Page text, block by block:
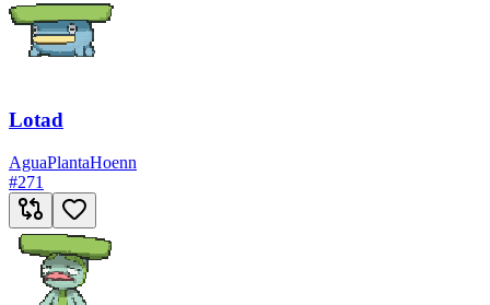
Lotad
AguaPlantaHoenn
#271